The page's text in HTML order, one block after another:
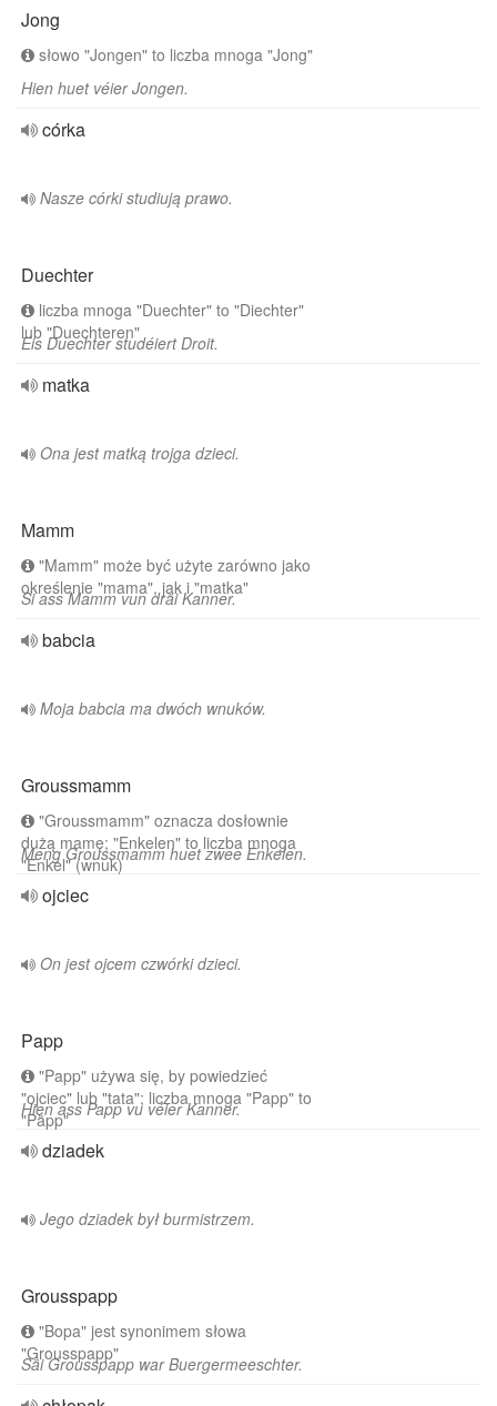
Jong
słowo "Jongen" to liczba mnoga "Jong"
Hien huet véier Jongen.
córka
Nasze córki studiują prawo.
Duechter
liczba mnoga "Duechter" to "Diechter"
lub "Duechteren"
Eis Duechter studéiert Droit.
matka
Ona jest matką trojga dzieci.
Mamm
"Mamm" może być użyte zarówno jako
określenie "mama", jak i "matka"
Si ass Mamm vun dräi Kanner.
babcia
Moja babcia ma dwóch wnuków.
Groussmamm
"Groussmamm" oznacza dosłownie
dużą mamę; "Enkelen" to liczba mnoga
"Enkel" (wnuk)
Meng Groussmamm huet zwee Enkelen.
ojciec
On jest ojcem czwórki dzieci.
Papp
"Papp" używa się, by powiedzieć
"ojciec" lub "tata"; liczba mnoga "Papp" to
"Päpp"
Hien ass Papp vu véier Kanner.
dziadek
Jego dziadek był burmistrzem.
Grousspapp
"Bopa" jest synonimem słowa
"Grousspapp"
Säi Grousspapp war Buergermeeschter.